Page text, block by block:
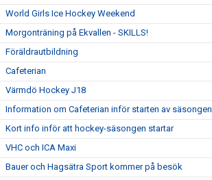
World Girls Ice Hockey Weekend
Morgonträning på Ekvallen - SKILLS!
Föräldrautbildning
Cafeterian
Värmdö Hockey J18
Information om Cafeterian inför starten av säsongen
Kort info inför att hockey-säsongen startar
VHC och ICA Maxi
Bauer och Hagsätra Sport kommer på besök